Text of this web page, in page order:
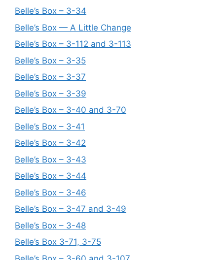
Belle’s Box – 3-34
Belle’s Box — A Little Change
Belle’s Box – 3-112 and 3-113
Belle’s Box – 3-35
Belle’s Box – 3-37
Belle’s Box – 3-39
Belle’s Box – 3-40 and 3-70
Belle’s Box – 3-41
Belle’s Box – 3-42
Belle’s Box – 3-43
Belle’s Box – 3-44
Belle’s Box – 3-46
Belle’s Box – 3-47 and 3-49
Belle’s Box – 3-48
Belle’s Box 3-71, 3-75